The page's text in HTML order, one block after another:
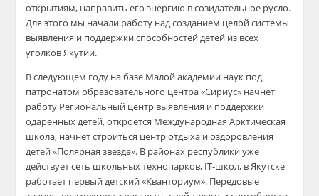
открытиям, направить его энергию в созидательное русло.
Для этого мы начали работу над созданием целой системы
выявления и поддержки способностей детей из всех
уголков Якутии.
В следующем году на базе Малой академии наук под
патронатом образовательного центра «Сириус» начнет
работу Региональный центр выявления и поддержки
одаренных детей, откроется Международная Арктическая
школа, начнет строиться центр отдыха и оздоровления
детей «Полярная звезда». В районах республики уже
действует сеть школьных технопарков, IT-школ, в Якутске
работает первый детский «Кванториум». Передовые